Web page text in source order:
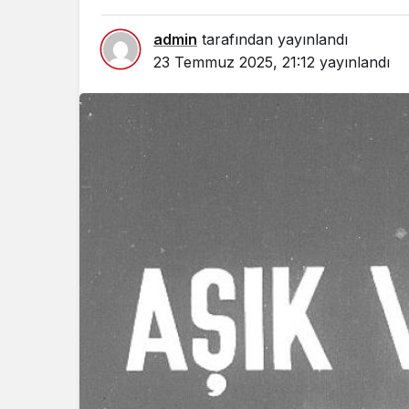
admin tarafından yayınlandı
23 Temmuz 2025, 21:12 yayınlandı